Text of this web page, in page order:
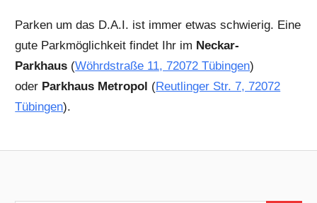
Parken um das D.A.I. ist immer etwas schwierig. Eine
gute Parkmöglichkeit findet Ihr im Neckar-
Parkhaus (Wöhrdstraße 11, 72072 Tübingen)
oder Parkhaus Metropol (Reutlinger Str. 7, 72072
Tübingen).